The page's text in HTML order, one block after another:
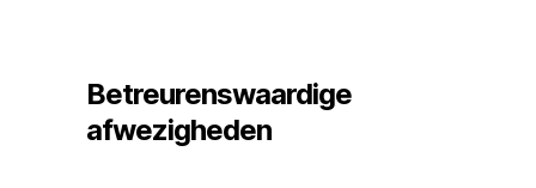
Betreurenswaardige
afwezigheden